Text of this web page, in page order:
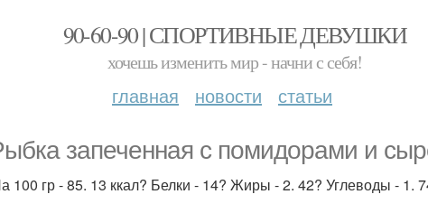
90-60-90 | СПОРТИВНЫЕ ДЕВУШКИ
хочешь изменить мир - начни с себя!
главная новости статьи
запеченная с помидорами и
100 гр - 85. 13 ккал? Белки - 14? Жиры - 2. 42? Углеводы - 1.